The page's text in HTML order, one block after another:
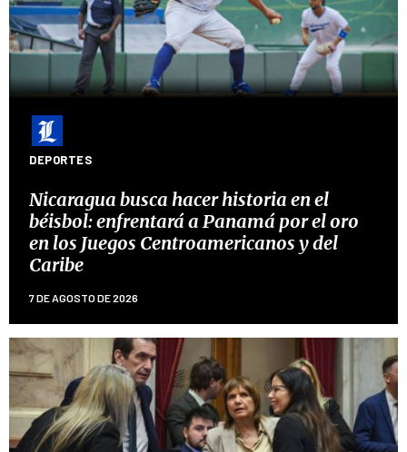
DEPORTES
Nicaragua busca hacer historia en el
béisbol: enfrentará a Panamá por el oro
en los Juegos Centroamericanos y del
Caribe
7 DE AGOSTO DE 2026